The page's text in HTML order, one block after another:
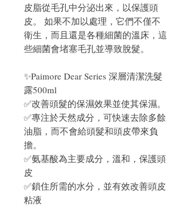
皮脂從毛孔中分泌出來，以保護頭
皮。 如果不加以處理，它們不僅不
衛生，而且還是各種細菌的溫床，這
些細菌會堵塞毛孔並導致脫髮。
✨Paimore Dear Series 深層清潔洗髮
露500ml
✅改善頭髮的保濕效果並使其保濕。
✅專注於天然成分，可快速去除多餘
油脂，而不會給頭髮和頭皮帶來負
擔。
✅氨基酸為主要成分，溫和，保護頭
皮
✅鎖住所需的水分，並有效改善頭皮
粘液